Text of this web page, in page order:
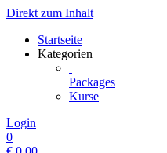
Direkt zum Inhalt
Startseite
Kategorien
Packages
Kurse
Login
0